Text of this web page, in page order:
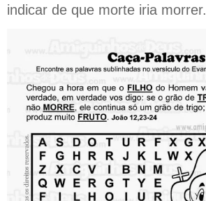
indicar de que morte iria morrer.